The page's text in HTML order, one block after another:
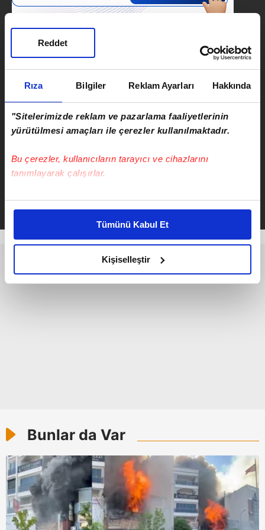
Rıza Bilgiler Reklam Ayarları Hakkında
"Sitelerimizde reklam ve pazarlama faaliyetlerinin
yürütülmesi amaçları ile çerezler kullanılmaktadır.
Bu çerezler, kullanıcıların tarayıcı ve cihazlarını
tanımlayarak çalışırlar.
Bu çerezlere izin vermeniz halinde sizlere özel
daha iyi reklam deneyimi yaşatabiliriz. Bunu yaparken
amacımızın size daha iyi bir reklam deneyimi sunmak
olduğunu ve sizlere en iyi içerikleri sunabilmek adına
elimizden gelen çabayı gösterdiğimizi ve bu noktada,
reklamların maliyetlerimizi karşılamak noktasında tek gelir
verileriniz işlenmekte olup gerekli olan çerezler bilgi
toplumu hizmetlerinin sunulması amacıyla
kullanılmaktadır. Diğer çerezler, sitemizin daha işlevsel
kılınması ve kişiselleştirilmesi ve sizlere yönelik
reklam/pazarlama faaliyetlerinin yapılması, amaçlarıyla
sınırlı olarak açık rızanız dahilinde kullanılacaktır.
Çerezlere ilişkin tercihlerinizi aşağıda yer alan panel
Tümünü Kabul Et
Kişiselleştir
Reddet
SONRAKİ HABER
kadar? İşte Bekar, Evli, Çocuklu
YENİ 2022 AGİ tablosu...
ATV CANLI İZLE SON DAKİKA |
Müge Anlı 17 Aralık 2021 Cuma
Bunlar da Var